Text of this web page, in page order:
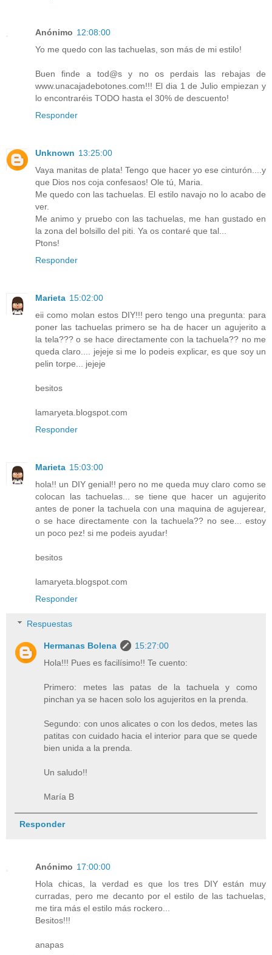
Anónimo 12:08:00
Yo me quedo con las tachuelas, son más de mi estilo!
Buen finde a tod@s y no os perdais las rebajas de
www.unacajadebotones.com!!! El dia 1 de Julio empiezan y
lo encontraréis TODO hasta el 30% de descuento!
Responder
Unknown 13:25:00
Vaya manitas de plata! Tengo que hacer yo ese cinturón....y
que Dios nos coja confesaos! Ole tú, Maria.
Me quedo con las tachuelas. El estilo navajo no lo acabo de
ver.
Me animo y pruebo con las tachuelas, me han gustado en
la zona del bolsillo del piti. Ya os contaré que tal...
Ptons!
Responder
Marieta 15:02:00
eii como molan estos DIY!!! pero tengo una pregunta: para
poner las tachuelas primero se ha de hacer un agujerito a
la tela??? o se hace directamente con la tachuela?? no me
queda claro.... jejeje si me lo podeis explicar, es que soy un
pelin torpe... jejeje
besitos
lamaryeta.blogspot.com
Responder
Marieta 15:03:00
hola!! un DIY genial!! pero no me queda muy claro como se
colocan las tachuelas... se tiene que hacer un agujerito
antes de poner la tachuela con una maquina de agujerear,
o se hace directamente con la tachuela?? no see... estoy
un poco pez! si me podeis ayudar!
besitos
lamaryeta.blogspot.com
Responder
Respuestas
Hermanas Bolena
15:27:00
Hola!!! Pues es facilísimo!! Te cuento:
Primero: metes las patas de la tachuela y como
pinchan ya se hacen solo los agujeritos en la prenda.
Segundo: con unos alicates o con los dedos, metes las
patitas con cuidado hacia el interior para que se quede
bien unida a la prenda.
Un saludo!!
María B
Responder
Anónimo 17:00:00
Hola chicas, la verdad es que los tres DIY están muy
curradas, pero me decanto por el estilo de las tachuelas,
me tira más el estilo más rockero...
Besitos!!!
anapas